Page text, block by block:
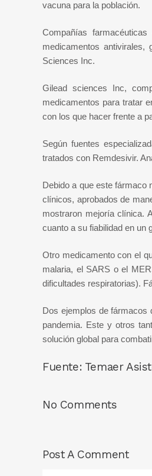
vacuna para la población.
Compañías
medicamentos antivirales,
Sciences Inc.
Gilead sciences Inc,
medicamentos para tratar
con los que hacer frente a
Según fuentes
tratados con Remdesivir.
Debido a que este fármaco
clínicos, aprobados de
mostraron mejoría clínica.
cuanto a su fiabilidad en un
Otro medicamento con el
malaria, el SARS o el
dificultades respiratorias).
Dos ejemplos de fármacos
pandemia. Este y otros
solución global para
Fuente: Temaer
No Comments
Post A Comment